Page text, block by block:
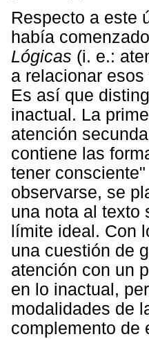
Respecto a este
había
Lógicas (i. e.:
a relacionar
Es así que
inactual. La
atención
contiene las
tener
observarse, se
una nota al texto
límite ideal. Con
una cuestión de
atención con un
en lo inactual,
modalidades de
complemento de